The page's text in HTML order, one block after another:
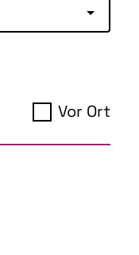
Vor Ort